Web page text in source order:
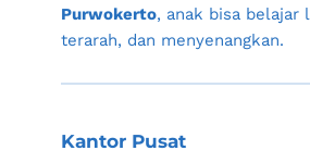
Purwokerto, anak bisa belajar
terarah, dan menyenangkan.
Kantor Pusat